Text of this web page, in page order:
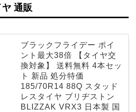
通販
ブラックフライデー ポイ
ント最大38倍 【タイヤ交
換対象】 送料無料 4本セッ
ト 新品 処分特価
185/70R14 88Q スタッド
レスタイヤ ブリヂストン
BLIZZAK VRX3 日本製 国